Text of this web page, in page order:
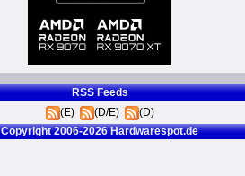
RSS Feeds
(E)
(D/E)
(D)
Copyright 2006-2026 Hardwarespot.de